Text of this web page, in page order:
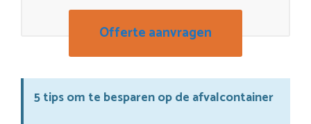
Offerte aanvragen
5 tips om te besparen op de afvalcontainer